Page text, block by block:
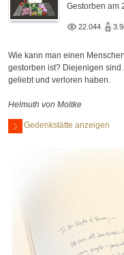
Gestorben am
22.044
Wie kann man einen
gestorben ist? Diejenigen sind
geliebt und verloren haben.
Helmuth von Moltke
Gedenkstätte anzeigen